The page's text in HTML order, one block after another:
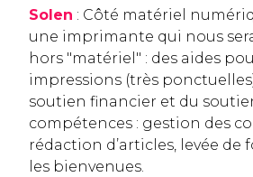
Solen : Côté matériel
une imprimante qui nous
hors "matériel" : des aides
impressions (très
soutien financier et du
compétences : gestion des
rédaction d’articles, levée de
les bienvenues.